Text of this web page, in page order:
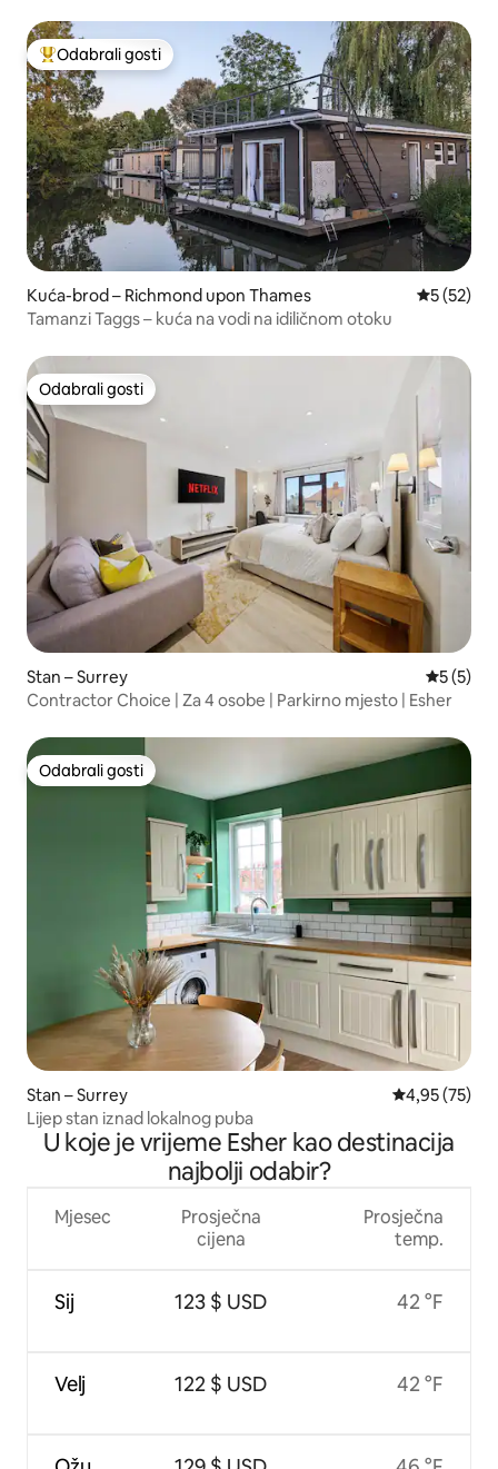
Među najviše rangiranima s oznakom „Odabrali gosti”
Odabrali gosti
Kuća-brod – Richmond upon Thames Prosječna
5 (52)
Tamanzi Taggs – kuća na vodi na idiličnom otoku
Odabrali gosti
Odabrali gosti
Stan – Surrey
5 (5)
Contractor Choice | Za 4 osobe | Parkirno mjesto | Esher
Odabrali gosti
Odabrali gosti
Stan – Surrey Prosječna
4,95 (75)
Lijep stan iznad lokalnog puba
U koje je vrijeme Esher kao destinacija
najbolji odabir?
Mjesec
Sij
Velj
Prosječna
cijena
123 $ USD
122 $ USD
Prosječna
temp.
42 °F
42 °F